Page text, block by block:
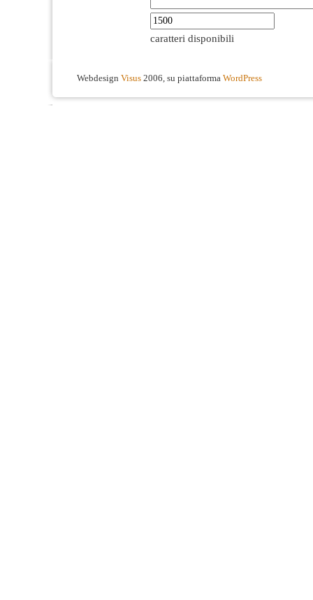
caratteri disponibili
Webdesign Visus 2006, su piattaforma WordPress